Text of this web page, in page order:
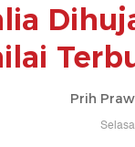
Prih